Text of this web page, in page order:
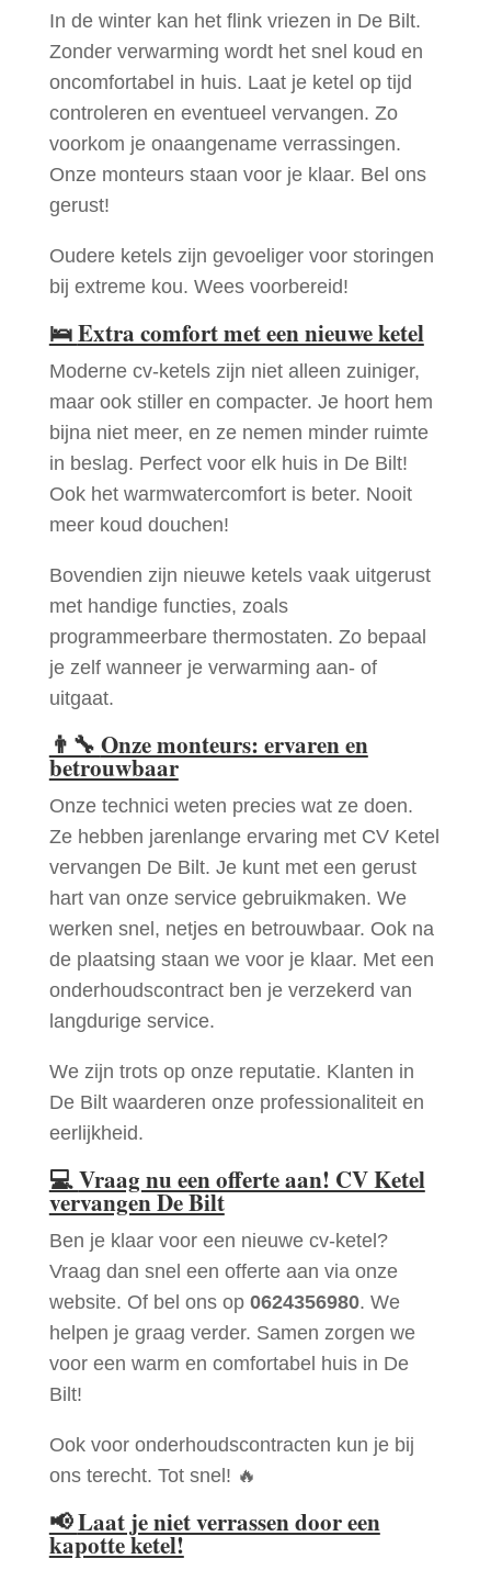
In de winter kan het flink vriezen in De Bilt.
Zonder verwarming wordt het snel koud en
oncomfortabel in huis. Laat je ketel op tijd
controleren en eventueel vervangen. Zo
voorkom je onaangename verrassingen.
Onze monteurs staan voor je klaar. Bel ons
gerust!
Oudere ketels zijn gevoeliger voor storingen
bij extreme kou. Wees voorbereid!
🛌Extra comfort met een nieuwe ketel
Moderne cv-ketels zijn niet alleen zuiniger,
maar ook stiller en compacter. Je hoort hem
bijna niet meer, en ze nemen minder ruimte
in beslag. Perfect voor elk huis in De Bilt!
Ook het warmwatercomfort is beter. Nooit
meer koud douchen!
Bovendien zijn nieuwe ketels vaak uitgerust
met handige functies, zoals
programmeerbare thermostaten. Zo bepaal
je zelf wanneer je verwarming aan- of
uitgaat.
👨‍🔧 Onze monteurs: ervaren en
betrouwbaar
Onze technici weten precies wat ze doen.
Ze hebben jarenlange ervaring met CV Ketel
vervangen De Bilt. Je kunt met een gerust
hart van onze service gebruikmaken. We
werken snel, netjes en betrouwbaar. Ook na
de plaatsing staan we voor je klaar. Met een
onderhoudscontract ben je verzekerd van
langdurige service.
We zijn trots op onze reputatie. Klanten in
De Bilt waarderen onze professionaliteit en
eerlijkheid.
💻Vraag nu een offerte aan! CV Ketel
vervangen De Bilt
Ben je klaar voor een nieuwe cv-ketel?
Vraag dan snel een offerte aan via onze
website. Of bel ons op 0624356980. We
helpen je graag verder. Samen zorgen we
voor een warm en comfortabel huis in De
Bilt!
Ook voor onderhoudscontracten kun je bij
ons terecht. Tot snel! 🔥
📢Laat je niet verrassen door een
kapotte ketel!